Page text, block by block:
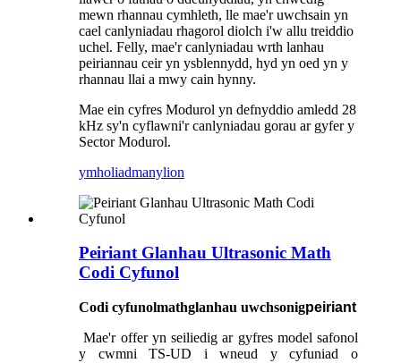
mewn rhannau cymhleth, lle mae'r uwchsain yn
cael canlyniadau rhagorol diolch i'w allu treiddio
uchel. Felly, mae'r canlyniadau wrth lanhau
peiriannau ceir yn ysblennydd, hyd yn oed yn y
rhannau llai a mwy cain hynny.
Mae ein cyfres Modurol yn defnyddio amledd 28
kHz sy'n cyflawni'r canlyniadau gorau ar gyfer y
Sector Modurol.
ymholiadmanylion
Peiriant Glanhau Ultrasonic Math
Codi Cyfunol
Codi cyfunolmathglanhau uwchsonigpeiriant
Mae'r offer yn seiliedig ar gyfres model safonol
y cwmni TS-UD i wneud y cyfuniad o